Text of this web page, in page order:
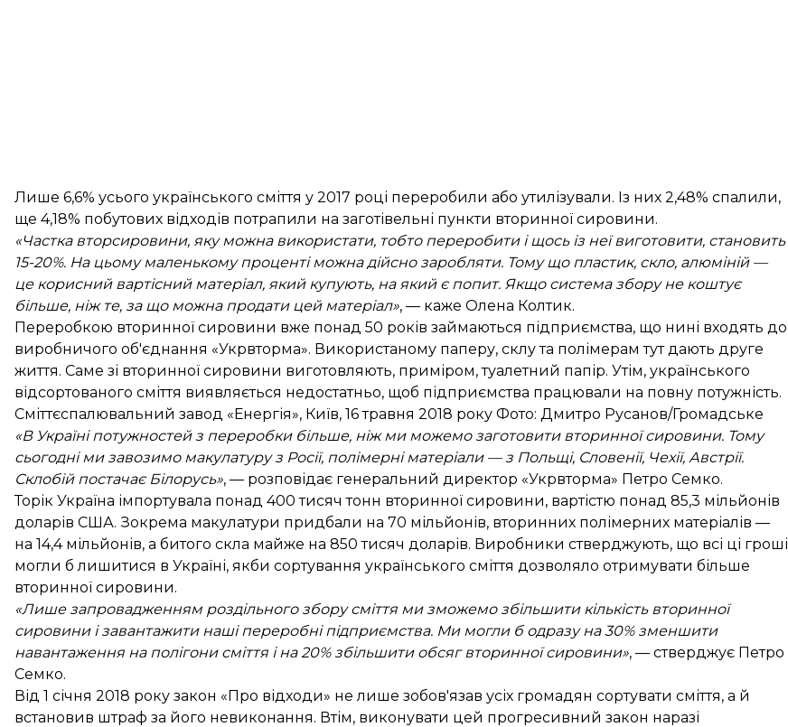
Лише 6,6% усього українського сміття у 2017 році переробили або утилізували. Із них 2,48% спалили,
ще 4,18% побутових відходів потрапили на заготівельні пункти вторинної сировини.
«Частка вторсировини, яку можна використати, тобто переробити і щось із неї виготовити, становить
15-20%. На цьому маленькому проценті можна дійсно заробляти. Тому що пластик, скло, алюміній —
це корисний вартісний матеріал, який купують, на який є попит. Якщо система збору не коштує
більше, ніж те, за що можна продати цей матеріал», — каже Олена Колтик.
Переробкою вторинної сировини вже понад 50 років займаються підприємства, що нині входять до
виробничого об'єднання «Укрвторма». Використаному паперу, склу та полімерам тут дають друге
життя. Саме зі вторинної сировини виготовляють, приміром, туалетний папір. Утім, українського
відсортованого сміття виявляється недостатньо, щоб підприємства працювали на повну потужність.
Сміттєспалювальний завод «Енергія», Київ, 16 травня 2018 року Фото: Дмитро Русанов/Громадське
«В Україні потужностей з переробки більше, ніж ми можемо заготовити вторинної сировини. Тому
сьогодні ми завозимо макулатуру з Росії, полімерні матеріали — з Польщі, Словенії, Чехії, Австрії.
Склобій постачає Білорусь», — розповідає генеральний директор «Укрвторма» Петро Семко.
Торік Україна імпортувала понад 400 тисяч тонн вторинної сировини, вартістю понад 85,3 мільйонів
доларів США. Зокрема макулатури придбали на 70 мільйонів, вторинних полімерних матеріалів —
на 14,4 мільйонів, а битого скла майже на 850 тисяч доларів. Виробники стверджують, що всі ці гроші
могли б лишитися в Україні, якби сортування українського сміття дозволяло отримувати більше
вторинної сировини.
«Лише запровадженням роздільного збору сміття ми зможемо збільшити кількість вторинної
сировини і завантажити наші переробні підприємства. Ми могли б одразу на 30% зменшити
навантаження на полігони сміття і на 20% збільшити обсяг вторинної сировини», — стверджує Петро
Семко.
Від 1 січня 2018 року закон «Про відходи» не лише зобов'язав усіх громадян сортувати сміття, а й
встановив штраф за його невиконання. Втім, виконувати цей прогресивний закон наразі